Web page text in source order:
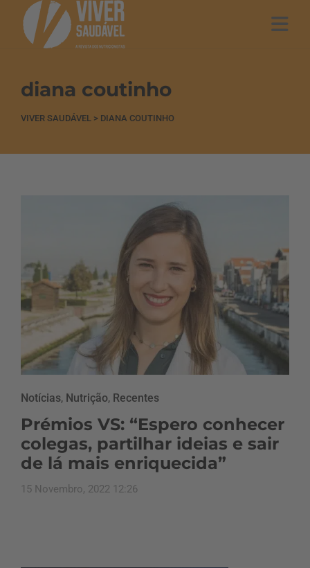
diana coutinho
VIVER SAUDÁVEL > DIANA COUTINHO
Notícias, Nutrição, Recentes
Prémios VS: “Espero conhecer
colegas, partilhar ideias e sair
de lá mais enriquecida”
15 Novembro, 2022 12:26